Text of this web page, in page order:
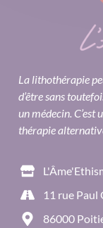
La lithothérapie
d’être sans
un médecin. C’est
thérapie
11 rue Paul
86000